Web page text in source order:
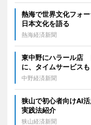
熱海で世界文化フォ
日本文化を語る
熱海経済新聞
東中野にハラール店
に、タイムサービスも
中野経済新聞
狭山で初心者向けAI
実践法紹介
狭山経済新聞